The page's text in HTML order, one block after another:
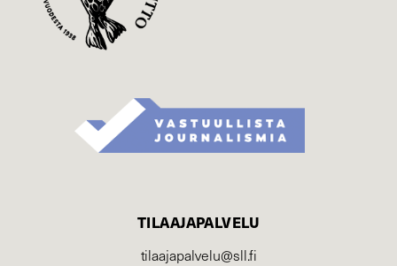
TILAAJAPALVELU
tilaajapalvelu@sll.fi